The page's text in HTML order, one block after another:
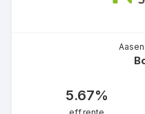
5.67%